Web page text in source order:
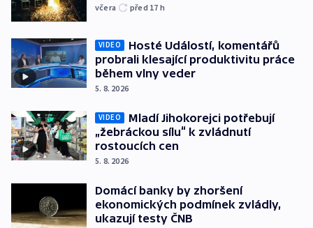
včera před 17 h
VIDEO
Hosté Událostí, komentářů
probrali klesající produktivitu práce
během vlny veder
5. 8. 2026
VIDEO
Mladí Jihokorejci potřebují
„žebráckou sílu“ k zvládnutí
rostoucích cen
5. 8. 2026
Domácí banky by zhoršení
ekonomických podmínek zvládly,
ukazují testy ČNB